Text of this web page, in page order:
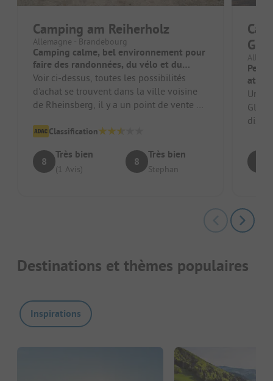
Camping am Reiherholz
Allemagne - Brandebourg
Camping calme, bel environnement pour
faire des randonnées, du vélo et du
canoë
Voir ci-dessus, toutes les possibilités
d'achat se trouvent dans la ville voisine
de Rheinsberg, il y a un point de vente de
Classification
8
Très bien
(1 Avis)
8
Très bien
Stephan
Petit
Un
Destinations et thèmes populaires
Inspirations